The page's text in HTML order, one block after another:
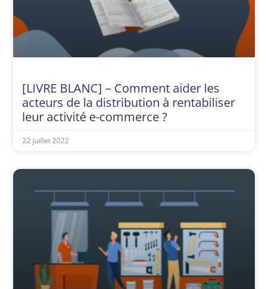
[LIVRE BLANC] – Comment aider les
acteurs de la distribution à rentabiliser
leur activité e-commerce ?
22 juillet 2022